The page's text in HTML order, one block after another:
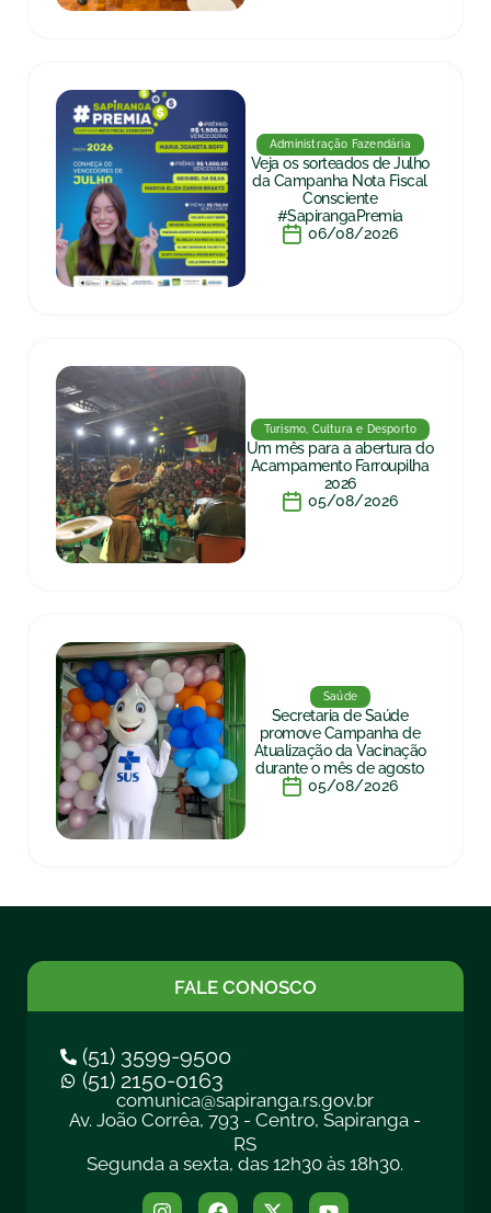
Administração Fazendária
Veja os sorteados de Julho
da Campanha Nota Fiscal
Consciente
#SapirangaPremia
06/08/2026
Turismo, Cultura e Desporto
Um mês para a abertura do
Acampamento Farroupilha
2026
05/08/2026
Saúde
Secretaria de Saúde
promove Campanha de
Atualização da Vacinação
durante o mês de agosto
05/08/2026
FALE CONOSCO
(51) 3599-9500
(51) 2150-0163
comunica@sapiranga.rs.gov.br
Av. João Corrêa, 793 - Centro, Sapiranga -
RS
Segunda a sexta, das 12h30 às 18h30.